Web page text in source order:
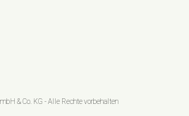
& Co. KG - Alle Rechte vorbehalten